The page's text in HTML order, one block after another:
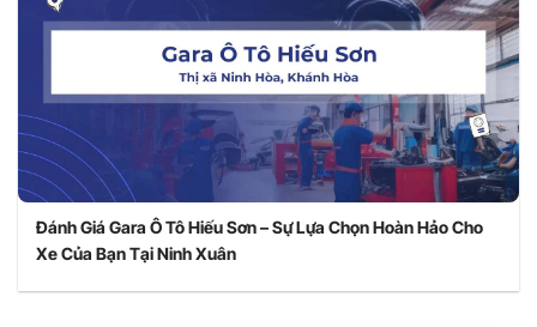
Đánh Giá Gara Ô Tô Hiếu Sơn – Sự Lựa Chọn Hoàn Hảo Cho
Xe Của Bạn Tại Ninh Xuân